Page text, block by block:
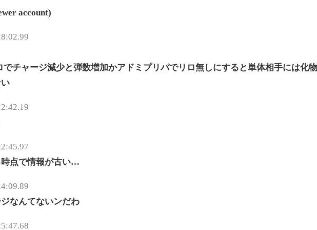
account)
チャージ減少と弾数増加かアドミプリパでリロ無しにすると単体相手には化
時点で情報が古い…
なんてないンだわ